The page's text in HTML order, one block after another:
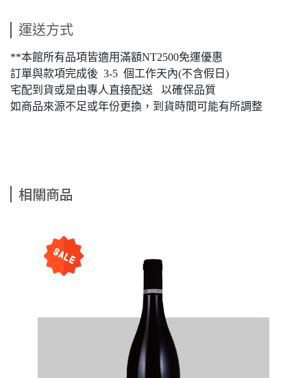
運送方式
**本館所有品項皆適用滿額NT2500免運優惠
訂單與款項完成後 3-5 個工作天內(不含假日)
宅配到貨或是由專人直接配送 以確保品質
如商品來源不足或年份更換，到貨時間可能有所調整
相關商品